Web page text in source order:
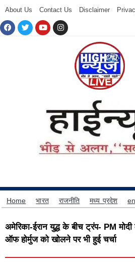
About Us Contact Us Disclaimer
Home भारत राजनीति मध्य प्रदेश
अमेरिका-ईरान युद्ध के बीच ट्रंप- PM
ऑफ होर्मुज को खोलने पर भी हुई चर्चा